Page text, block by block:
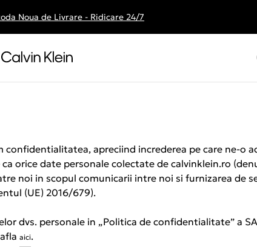
la comenzile de peste 250 RON
Noua de Livrare - Ridicare 24/7
confidentialitatea, apreciind increderea pe care ne-o
orice date personale colectate de calvinklein.ro
noi in scopul comunicarii intre noi si furnizarea de
(UE) 2016/679).
personale in „Politica de confidentialitate” a
aici.